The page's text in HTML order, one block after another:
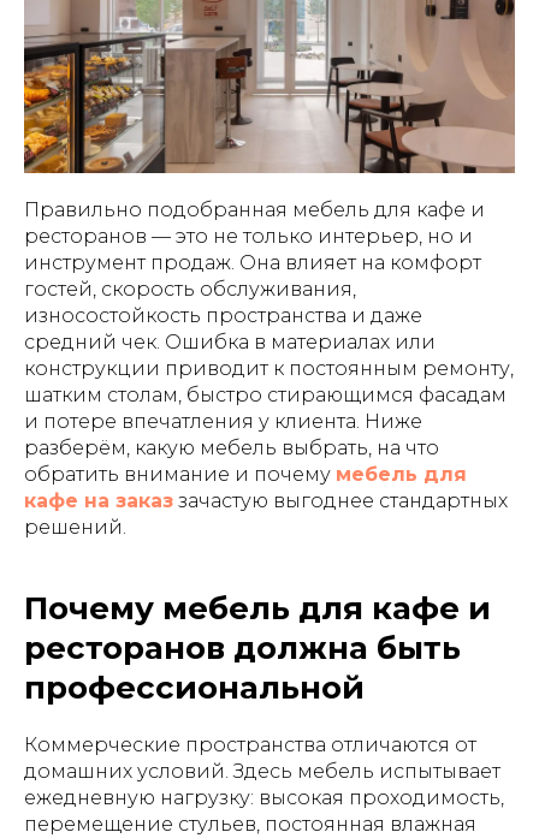
Правильно подобранная мебель для кафе и
ресторанов — это не только интерьер, но и
инструмент продаж. Она влияет на комфорт
гостей, скорость обслуживания,
износостойкость пространства и даже
средний чек. Ошибка в материалах или
конструкции приводит к постоянным ремонту,
шатким столам, быстро стирающимся фасадам
и потере впечатления у клиента. Ниже
разберём, какую мебель выбрать, на что
обратить внимание и почему мебель для
кафе на заказ зачастую выгоднее стандартных
решений.
Почему мебель для кафе и
ресторанов должна быть
профессиональной
Коммерческие пространства отличаются от
домашних условий. Здесь мебель испытывает
ежедневную нагрузку: высокая проходимость,
перемещение стульев, постоянная влажная